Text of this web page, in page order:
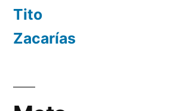
Tito
Zacarías